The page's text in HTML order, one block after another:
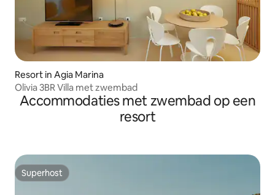
Resort in Agia Marina
Olivia 3BR Villa met zwembad
Accommodaties met zwembad op een
resort
Superhost
Superhost